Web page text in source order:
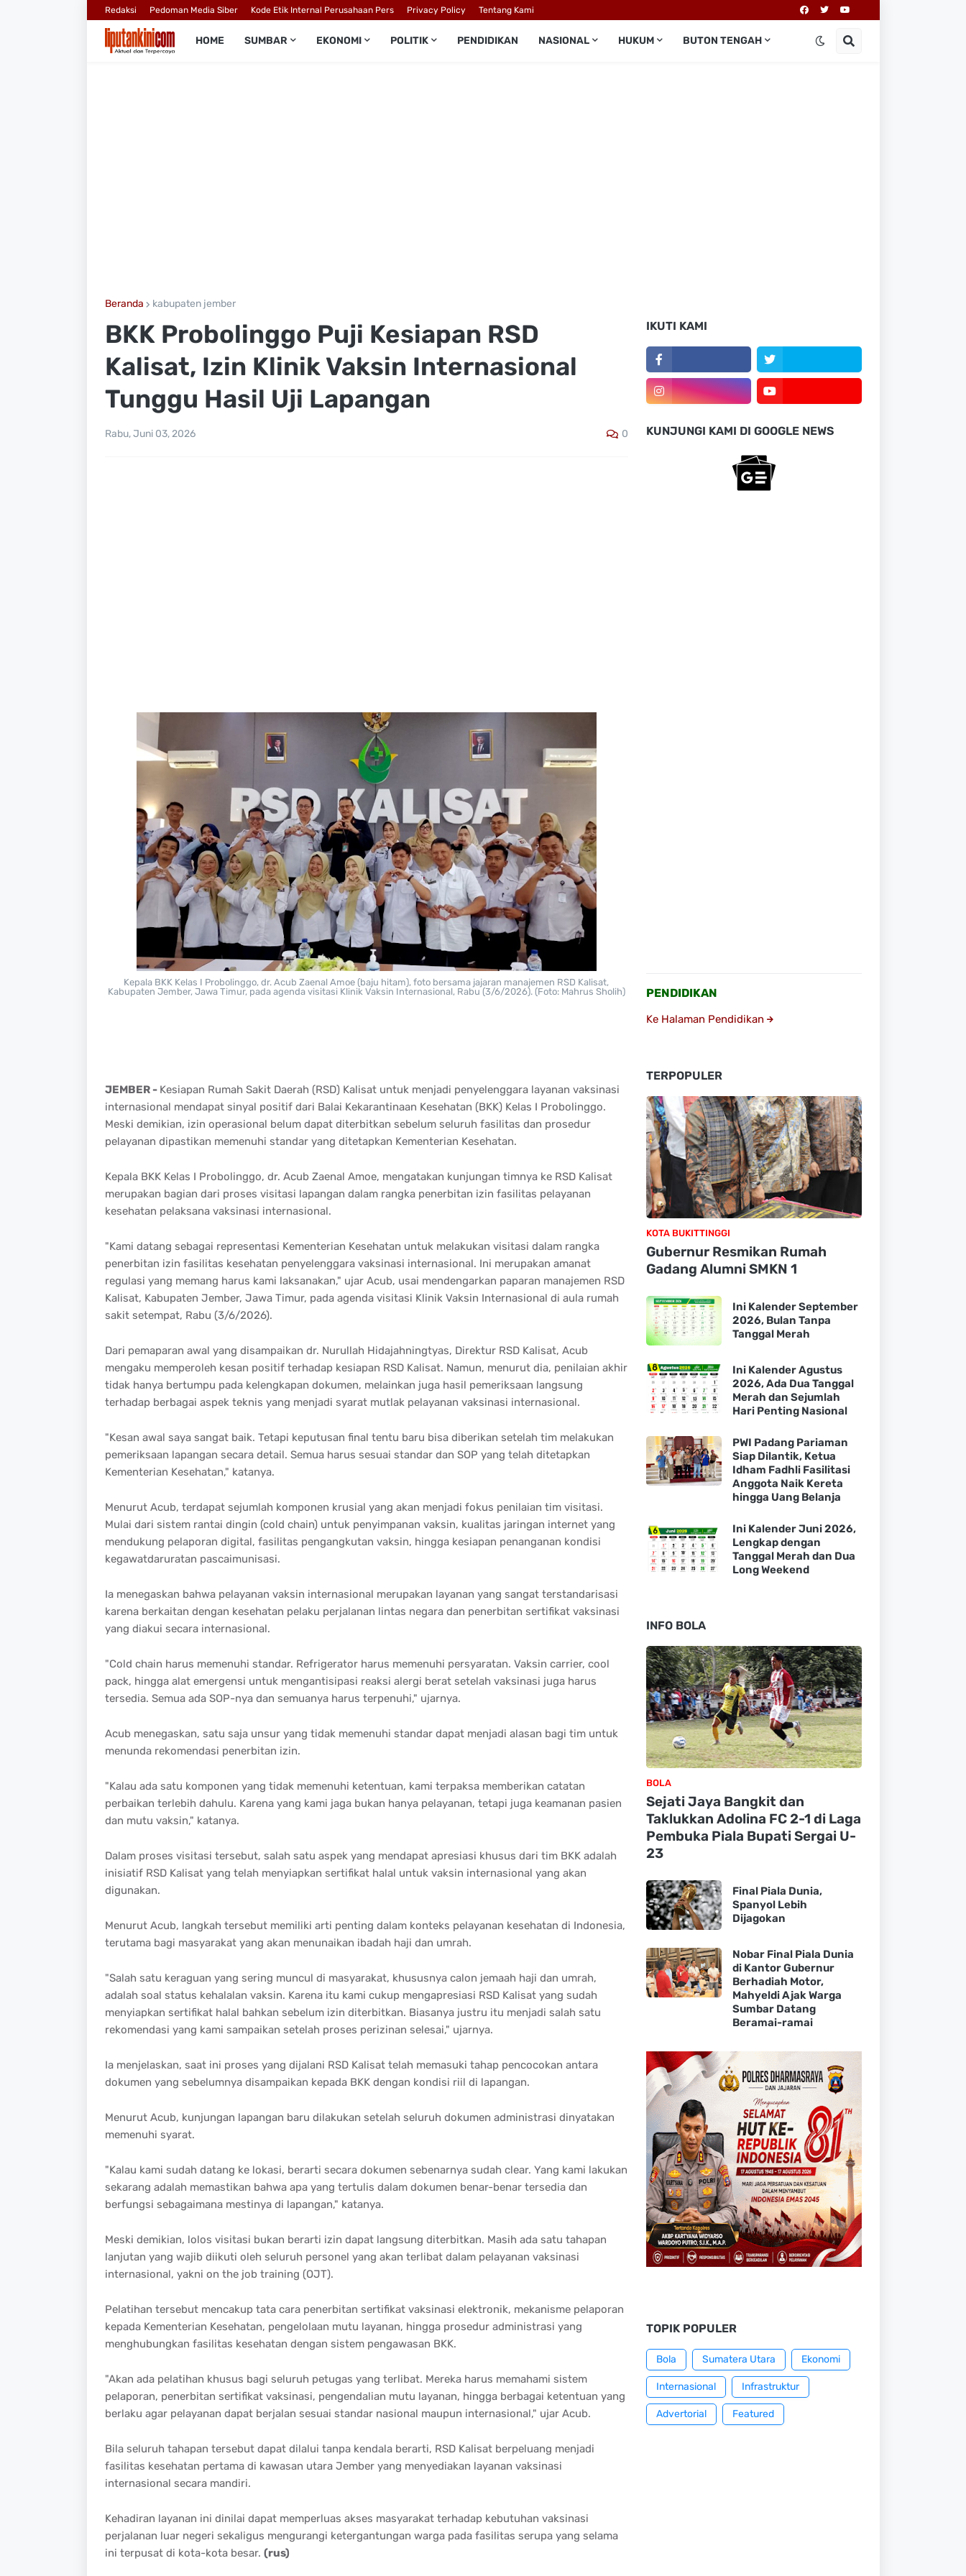
Redaksi Pedoman Media Siber Kode Etik Internal Perusahaan Pers Privacy Policy Tentang Kami
HOME SUMBAR EKONOMI POLITIK PENDIDIKAN NASIONAL HUKUM BUTON TENGAH
Beranda kabupaten jember
BKK Probolinggo Puji Kesiapan RSD
Kalisat, Izin Klinik Vaksin Internasional
Tunggu Hasil Uji Lapangan
Rabu, Juni 03, 2026 0
Kepala BKK Kelas I Probolinggo, dr. Acub Zaenal Amoe (baju hitam), foto bersama jajaran manajemen RSD Kalisat,
Kabupaten Jember, Jawa Timur, pada agenda visitasi Klinik Vaksin Internasional, Rabu (3/6/2026). (Foto: Mahrus Sholih)
JEMBER - Kesiapan Rumah Sakit Daerah (RSD) Kalisat untuk menjadi penyelenggara layanan vaksinasi
internasional mendapat sinyal positif dari Balai Kekarantinaan Kesehatan (BKK) Kelas I Probolinggo.
Meski demikian, izin operasional belum dapat diterbitkan sebelum seluruh fasilitas dan prosedur
pelayanan dipastikan memenuhi standar yang ditetapkan Kementerian Kesehatan.
Kepala BKK Kelas I Probolinggo, dr. Acub Zaenal Amoe, mengatakan kunjungan timnya ke RSD Kalisat
merupakan bagian dari proses visitasi lapangan dalam rangka penerbitan izin fasilitas pelayanan
kesehatan pelaksana vaksinasi internasional.
"Kami datang sebagai representasi Kementerian Kesehatan untuk melakukan visitasi dalam rangka
penerbitan izin fasilitas kesehatan penyelenggara vaksinasi internasional. Ini merupakan amanat
regulasi yang memang harus kami laksanakan," ujar Acub, usai mendengarkan paparan manajemen RSD
Kalisat, Kabupaten Jember, Jawa Timur, pada agenda visitasi Klinik Vaksin Internasional di aula rumah
sakit setempat, Rabu (3/6/2026).
Dari pemaparan awal yang disampaikan dr. Nurullah Hidajahningtyas, Direktur RSD Kalisat, Acub
mengaku memperoleh kesan positif terhadap kesiapan RSD Kalisat. Namun, menurut dia, penilaian akhir
tidak hanya bertumpu pada kelengkapan dokumen, melainkan juga hasil pemeriksaan langsung
terhadap berbagai aspek teknis yang menjadi syarat mutlak pelayanan vaksinasi internasional.
"Kesan awal saya sangat baik. Tetapi keputusan final tentu baru bisa diberikan setelah tim melakukan
pemeriksaan lapangan secara detail. Semua harus sesuai standar dan SOP yang telah ditetapkan
Kementerian Kesehatan," katanya.
Menurut Acub, terdapat sejumlah komponen krusial yang akan menjadi fokus penilaian tim visitasi.
Mulai dari sistem rantai dingin (cold chain) untuk penyimpanan vaksin, kualitas jaringan internet yang
mendukung pelaporan digital, fasilitas pengangkutan vaksin, hingga kesiapan penanganan kondisi
kegawatdaruratan pascaimunisasi.
Ia menegaskan bahwa pelayanan vaksin internasional merupakan layanan yang sangat terstandarisasi
karena berkaitan dengan kesehatan pelaku perjalanan lintas negara dan penerbitan sertifikat vaksinasi
yang diakui secara internasional.
"Cold chain harus memenuhi standar. Refrigerator harus memenuhi persyaratan. Vaksin carrier, cool
pack, hingga alat emergensi untuk mengantisipasi reaksi alergi berat setelah vaksinasi juga harus
tersedia. Semua ada SOP-nya dan semuanya harus terpenuhi," ujarnya.
Acub menegaskan, satu saja unsur yang tidak memenuhi standar dapat menjadi alasan bagi tim untuk
menunda rekomendasi penerbitan izin.
"Kalau ada satu komponen yang tidak memenuhi ketentuan, kami terpaksa memberikan catatan
perbaikan terlebih dahulu. Karena yang kami jaga bukan hanya pelayanan, tetapi juga keamanan pasien
dan mutu vaksin," katanya.
Dalam proses visitasi tersebut, salah satu aspek yang mendapat apresiasi khusus dari tim BKK adalah
inisiatif RSD Kalisat yang telah menyiapkan sertifikat halal untuk vaksin internasional yang akan
digunakan.
Menurut Acub, langkah tersebut memiliki arti penting dalam konteks pelayanan kesehatan di Indonesia,
terutama bagi masyarakat yang akan menunaikan ibadah haji dan umrah.
"Salah satu keraguan yang sering muncul di masyarakat, khususnya calon jemaah haji dan umrah,
adalah soal status kehalalan vaksin. Karena itu kami cukup mengapresiasi RSD Kalisat yang sudah
menyiapkan sertifikat halal bahkan sebelum izin diterbitkan. Biasanya justru itu menjadi salah satu
rekomendasi yang kami sampaikan setelah proses perizinan selesai," ujarnya.
Ia menjelaskan, saat ini proses yang dijalani RSD Kalisat telah memasuki tahap pencocokan antara
dokumen yang sebelumnya disampaikan kepada BKK dengan kondisi riil di lapangan.
Menurut Acub, kunjungan lapangan baru dilakukan setelah seluruh dokumen administrasi dinyatakan
memenuhi syarat.
"Kalau kami sudah datang ke lokasi, berarti secara dokumen sebenarnya sudah clear. Yang kami lakukan
sekarang adalah memastikan bahwa apa yang tertulis dalam dokumen benar-benar tersedia dan
berfungsi sebagaimana mestinya di lapangan," katanya.
Meski demikian, lolos visitasi bukan berarti izin dapat langsung diterbitkan. Masih ada satu tahapan
lanjutan yang wajib diikuti oleh seluruh personel yang akan terlibat dalam pelayanan vaksinasi
internasional, yakni on the job training (OJT).
Pelatihan tersebut mencakup tata cara penerbitan sertifikat vaksinasi elektronik, mekanisme pelaporan
kepada Kementerian Kesehatan, pengelolaan mutu layanan, hingga prosedur administrasi yang
menghubungkan fasilitas kesehatan dengan sistem pengawasan BKK.
"Akan ada pelatihan khusus bagi seluruh petugas yang terlibat. Mereka harus memahami sistem
pelaporan, penerbitan sertifikat vaksinasi, pengendalian mutu layanan, hingga berbagai ketentuan yang
berlaku agar pelayanan dapat berjalan sesuai standar nasional maupun internasional," ujar Acub.
Bila seluruh tahapan tersebut dapat dilalui tanpa kendala berarti, RSD Kalisat berpeluang menjadi
fasilitas kesehatan pertama di kawasan utara Jember yang menyediakan layanan vaksinasi
internasional secara mandiri.
Kehadiran layanan ini dinilai dapat memperluas akses masyarakat terhadap kebutuhan vaksinasi
perjalanan luar negeri sekaligus mengurangi ketergantungan warga pada fasilitas serupa yang selama
ini terpusat di kota-kota besar. (rus)
IKUTI KAMI
KUNJUNGI KAMI DI GOOGLE NEWS
PENDIDIKAN
Ke Halaman Pendidikan
TERPOPULER
KOTA BUKITTINGGI
Gubernur Resmikan Rumah
Gadang Alumni SMKN 1
Ini Kalender September
2026, Bulan Tanpa
Tanggal Merah
Ini Kalender Agustus
2026, Ada Dua Tanggal
Merah dan Sejumlah
Hari Penting Nasional
PWI Padang Pariaman
Siap Dilantik, Ketua
Idham Fadhli Fasilitasi
Anggota Naik Kereta
hingga Uang Belanja
Ini Kalender Juni 2026,
Lengkap dengan
Tanggal Merah dan Dua
Long Weekend
INFO BOLA
BOLA
Sejati Jaya Bangkit dan
Taklukkan Adolina FC 2-1 di Laga
Pembuka Piala Bupati Sergai U-
23
Final Piala Dunia,
Spanyol Lebih
Dijagokan
Nobar Final Piala Dunia
di Kantor Gubernur
Berhadiah Motor,
Mahyeldi Ajak Warga
Sumbar Datang
Beramai-ramai
TOPIK POPULER
Bola Sumatera Utara Ekonomi
Internasional Infrastruktur
Advertorial Featured